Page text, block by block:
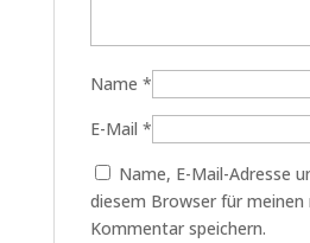
Name *
E-Mail *
Name, E-Mail-Adresse
diesem Browser für meinen
Kommentar speichern.